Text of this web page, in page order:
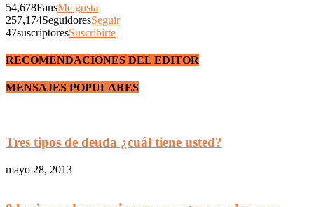
54,678FansMe gusta
257,174SeguidoresSeguir
47suscriptoresSuscribirte
RECOMENDACIONES DEL EDITOR
MENSAJES POPULARES
Tres tipos de deuda ¿cuál tiene usted?
mayo 28, 2013